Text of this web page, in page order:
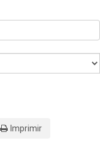
Imprimir